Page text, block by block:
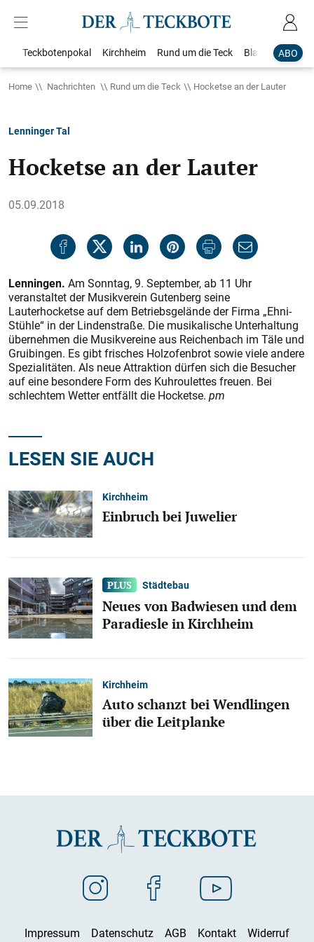
ABO
Teckbotenpokal Kirchheim Rund um die Teck Blaulicht
Home Nachrichten Rund um die Teck Hocketse an der Lauter
Lenninger Tal
Hocketse an der Lauter
05.09.2018
Lenningen. Am Sonntag, 9. September, ab 11 Uhr
veranstaltet der Musikverein Gutenberg seine
Lauterhocketse auf dem Betriebsgelände der Firma „Ehni-
Stühle“ in der Lindenstraße. Die musikalische Unterhaltung
übernehmen die Musikvereine aus Reichenbach im Täle und
Gruibingen. Es gibt frisches Holzofenbrot sowie viele andere
Spezialitäten. Als neue Attraktion dürfen sich die Besucher
auf eine besondere Form des Kuhroulettes freuen. Bei
schlechtem Wetter entfällt die Hocketse. pm
LESEN SIE AUCH
Kirchheim
Einbruch bei Juwelier
Städtebau
Neues von Badwiesen und dem
Paradiesle in Kirchheim
Kirchheim
Auto schanzt bei Wendlingen
über die Leitplanke
Impressum Datenschutz AGB Kontakt Widerruf